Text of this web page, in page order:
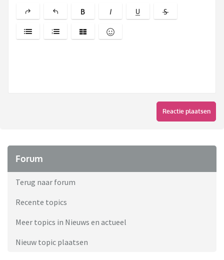
Reactie plaatsen
Forum
Terug naar forum
Recente topics
Meer topics in Nieuws en actueel
Nieuw topic plaatsen